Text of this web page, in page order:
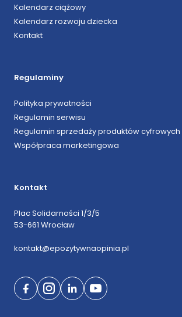
Kalendarz ciążowy
Kalendarz rozwoju dziecka
Kontakt
Regulaminy
Polityka prywatności
Regulamin serwisu
Regulamin sprzedaży produktów cyfrowych
Współpraca marketingowa
Kontakt
Plac Solidarności 1/3/5
53-661 Wrocław
kontakt@epozytywnaopinia.pl